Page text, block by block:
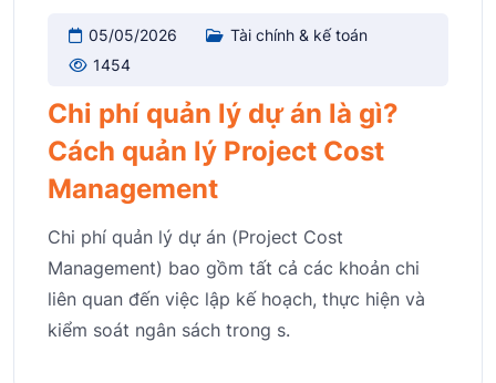
05/05/2026
Tài chính & kế toán
1454
Chi phí quản lý dự án là gì?
Cách quản lý Project Cost
Management
Chi phí quản lý dự án (Project Cost
Management) bao gồm tất cả các khoản chi
liên quan đến việc lập kế hoạch, thực hiện và
kiểm soát ngân sách trong s.